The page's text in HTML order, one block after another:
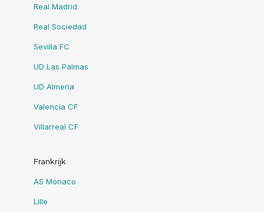
Real Madrid
Real Sociedad
Sevilla FC
UD Las Palmas
UD Almeria
Valencia CF
Villarreal CF
Frankrijk
AS Monaco
Lille